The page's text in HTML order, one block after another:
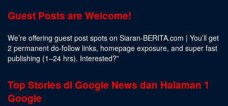
Guest Posts are Welcome!
We’re offering guest post spots on Siaran-BERITA.com | You’ll get
2 permanent do-follow links, homepage exposure, and super fast
publishing (1–24 hrs). Interested?”
Top Stories di Google News dan Halaman 1
Google